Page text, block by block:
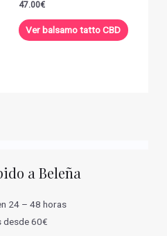
Valorado con
de 5
47.00€
Ver balsamo tatto CBD
a Beleña
24 – 48 horas
desde 60€